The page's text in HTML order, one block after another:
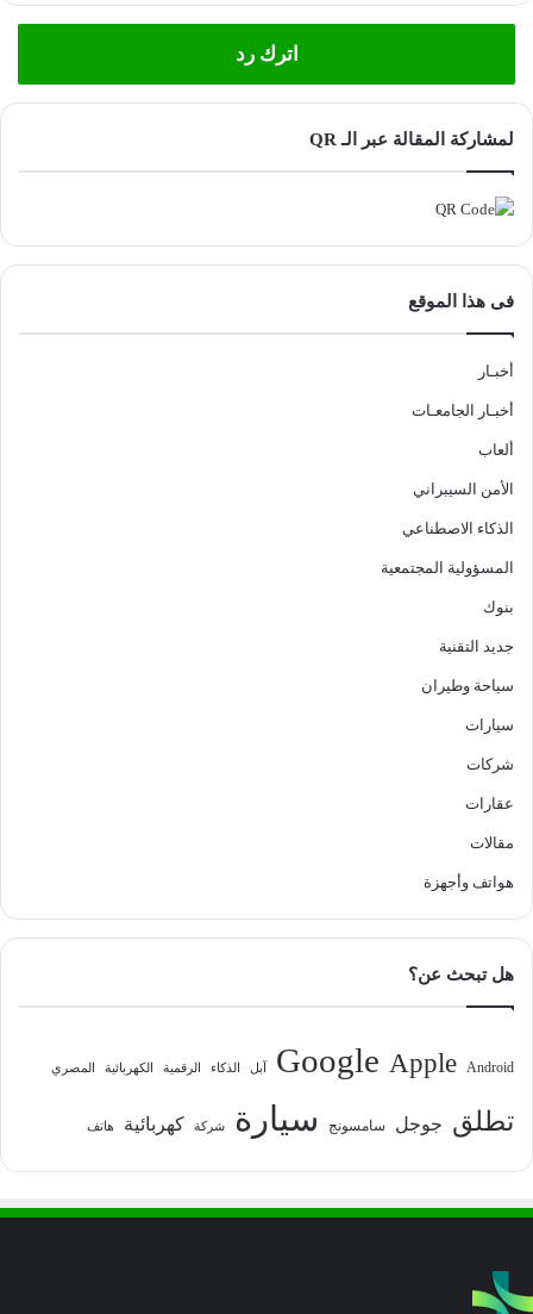
اترك رد
لمشاركة المقالة عبر الـ QR
فى هذا الموقع
أخبـار
أخبـار الجامعـات
ألعاب
الأمن السيبراني
الذكاء الاصطناعي
المسؤولية المجتمعية
بنوك
جديد التقنية
سياحة وطيران
سيارات
شركات
عقارات
مقالات
هواتف وأجهزة
هل تبحث عن؟
Android
Apple
Google آبل الذكاء الرقمية الكهربائية المصري
تطلق جوجل سامسونج سيارة شركة كهربائية هاتف